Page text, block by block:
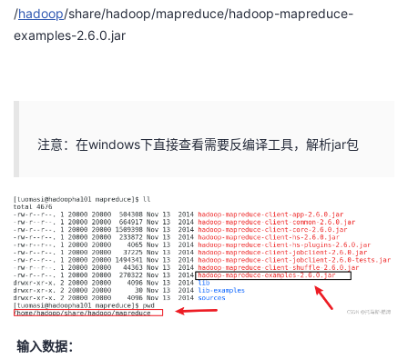
客
论
的
我
动
关
注
的
开
发
者
我
的
Programs
我
的
支
/hadoop/share/hadoop/mapreduce/hadoop-mapreduce-
examples-2.6.0.jar
注意：在windows下直接查看需要反编译工具，解析jar包
输入数据：